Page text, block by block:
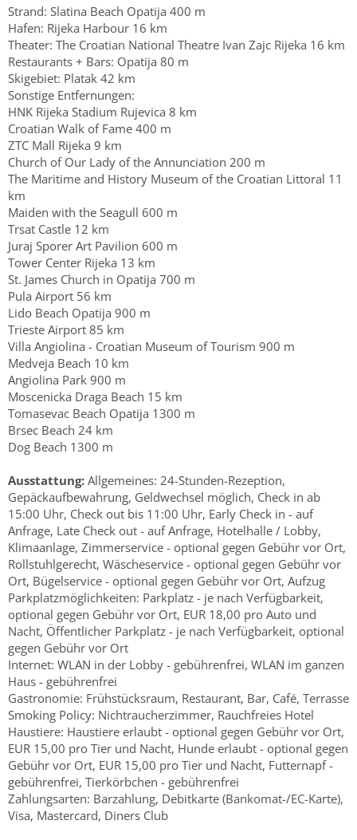
Strand: Slatina Beach Opatija 400 m
Hafen: Rijeka Harbour 16 km
Theater: The Croatian National Theatre Ivan Zajc Rijeka 16 km
Restaurants + Bars: Opatija 80 m
Skigebiet: Platak 42 km
Sonstige Entfernungen:
HNK Rijeka Stadium Rujevica 8 km
Croatian Walk of Fame 400 m
ZTC Mall Rijeka 9 km
Church of Our Lady of the Annunciation 200 m
The Maritime and History Museum of the Croatian Littoral 11
km
Maiden with the Seagull 600 m
Trsat Castle 12 km
Juraj Sporer Art Pavilion 600 m
Tower Center Rijeka 13 km
St. James Church in Opatija 700 m
Pula Airport 56 km
Lido Beach Opatija 900 m
Trieste Airport 85 km
Villa Angiolina - Croatian Museum of Tourism 900 m
Medveja Beach 10 km
Angiolina Park 900 m
Moscenicka Draga Beach 15 km
Tomasevac Beach Opatija 1300 m
Brsec Beach 24 km
Dog Beach 1300 m
Ausstattung: Allgemeines: 24-Stunden-Rezeption,
Gepäckaufbewahrung, Geldwechsel möglich, Check in ab
15:00 Uhr, Check out bis 11:00 Uhr, Early Check in - auf
Anfrage, Late Check out - auf Anfrage, Hotelhalle / Lobby,
Klimaanlage, Zimmerservice - optional gegen Gebühr vor Ort,
Rollstuhlgerecht, Wäscheservice - optional gegen Gebühr vor
Ort, Bügelservice - optional gegen Gebühr vor Ort, Aufzug
Parkplatzmöglichkeiten: Parkplatz - je nach Verfügbarkeit,
optional gegen Gebühr vor Ort, EUR 18,00 pro Auto und
Nacht, Öffentlicher Parkplatz - je nach Verfügbarkeit, optional
gegen Gebühr vor Ort
Internet: WLAN in der Lobby - gebührenfrei, WLAN im ganzen
Haus - gebührenfrei
Gastronomie: Frühstücksraum, Restaurant, Bar, Café, Terrasse
Smoking Policy: Nichtraucherzimmer, Rauchfreies Hotel
Haustiere: Haustiere erlaubt - optional gegen Gebühr vor Ort,
EUR 15,00 pro Tier und Nacht, Hunde erlaubt - optional gegen
Gebühr vor Ort, EUR 15,00 pro Tier und Nacht, Futternapf -
gebührenfrei, Tierkörbchen - gebührenfrei
Zahlungsarten: Barzahlung, Debitkarte (Bankomat-/EC-Karte),
Visa, Mastercard, Diners Club